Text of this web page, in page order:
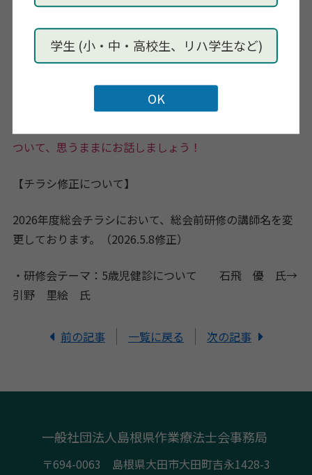
学生 (小・中・高校生、リハ学生など)
ます。
※ 定時社員総会終了後に、役員企画でworkshopを開催
いたします。ワールド・カフェ形式、お茶を飲むような
リラックスした雰囲気で自由な対話を楽しむワークショ
ップです。 実際にお茶やスイーツも準備予定です。会員
ついて、思うままにお話しましょう！
【チラシ修正について】
2026年度総会チラシにおいて、総会前研修の講師名を変
更しております。（2026.5.8修正）
・研修会テーマ：5歳児健診について 石飛 優 氏→
引野 里絵 氏
前の記事 一覧に戻る 次の記事
一般社団法人島根県作業療法士会事務局
〒694-0063 島根県大田市大田町吉永1428-3